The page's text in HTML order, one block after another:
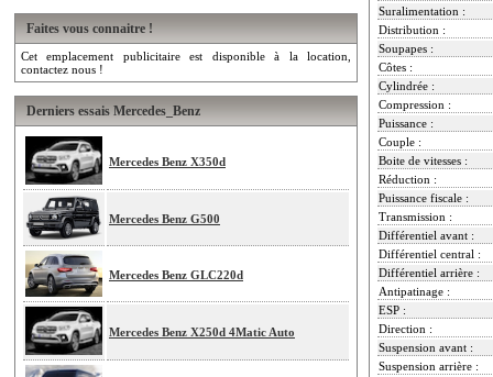
Faites vous connaitre !
Cet emplacement publicitaire est disponible à la location,
contactez nous !
Derniers essais Mercedes_Benz
Mercedes Benz X350d
Mercedes Benz G500
Mercedes Benz GLC220d
Mercedes Benz X250d 4Matic Auto
Suralimentation :
Distribution :
Soupapes :
Côtes :
Cylindrée :
Compression :
Puissance :
Couple :
Boite de vitesses :
Réduction :
Puissance fiscale :
Transmission :
Différentiel avant :
Différentiel central :
Différentiel arrière :
Antipatinage :
ESP :
Direction :
Suspension avant :
Suspension arrière :